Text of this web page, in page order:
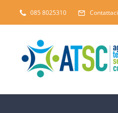
085 8025310 Contattaci